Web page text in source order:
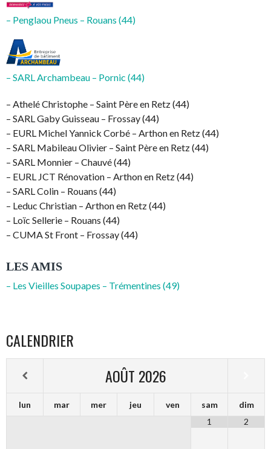
– Penglaou Pneus – Rouans (44)
– SARL Archambeau – Pornic (44)
– Athelé Christophe – Saint Père en Retz (44)
– SARL Gaby Guisseau – Frossay (44)
– EURL Michel Yannick Corbé – Arthon en Retz (44)
– SARL Mabileau Olivier – Saint Père en Retz (44)
– SARL Monnier – Chauvé (44)
– EURL JCT Rénovation – Arthon en Retz (44)
– SARL Colin – Rouans (44)
– Leduc Christian – Arthon en Retz (44)
– Loïc Sellerie – Rouans (44)
– CUMA St Front – Frossay (44)
LES AMIS
– Les Vieilles Soupapes – Trémentines (49)
CALENDRIER
AOÛT 2026
lun mar mer jeu ven sam
dim
1
2